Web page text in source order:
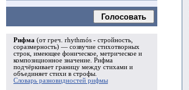
Голосовать
Рифма (от греч. rhythmós - стройность,
соразмерность) — созвучие стихотворных
строк, имеющее фоническое, метрическое и
композиционное значение. Рифма
подчёркивает границу между стихами и
объединяет стихи в строфы
Словарь разновидностей рифмы